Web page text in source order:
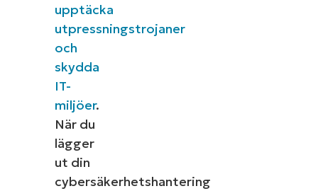
upptäcka
utpressningstrojaner
och
skydda
IT-
miljöer.
När du
lägger
ut din
cybersäkerhetshantering